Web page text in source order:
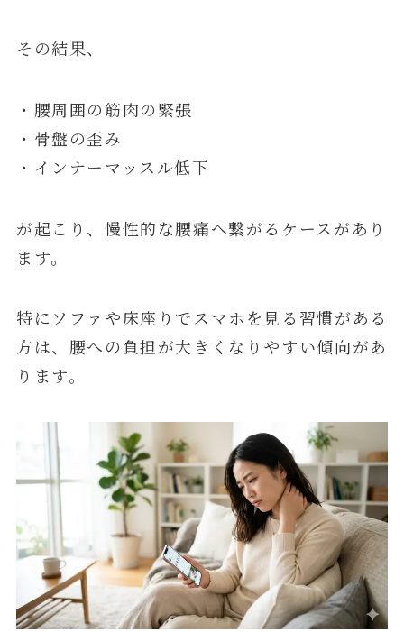
その結果、
・腰周囲の筋肉の緊張
・骨盤の歪み
・インナーマッスル低下
が起こり、慢性的な腰痛へ繋がるケースがあり
ます。
特にソファや床座りでスマホを見る習慣がある
方は、腰への負担が大きくなりやすい傾向があ
ります。